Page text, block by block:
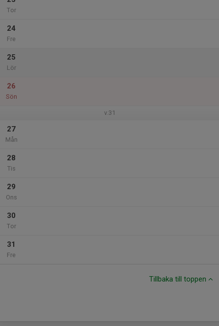
Tor
24
Fre
25
Lör
26
Sön
v.31
27
Mån
28
Tis
29
Ons
30
Tor
31
Fre
Tillbaka till toppen